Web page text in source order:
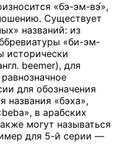
«бэ-эм-вэ́»,
Существует
названий: из
«би-эм-
исторически
beemer), для
для обозначения
названия «бэха»,
в арабских
могут называться
для 5-й серии —